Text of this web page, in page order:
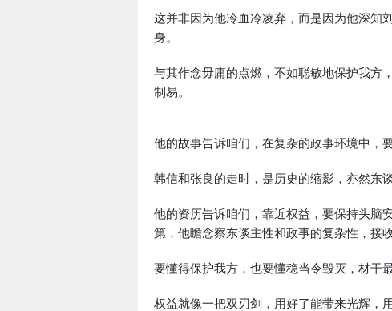
这并非因为他冷血冷凌弃，而是因为他深知
身。
与其作念毋庸的点燃，不如聪敏地保护我方
制易。
他的故事告诉咱们，在复杂的政事环境中，
韩信和张良的走时，是历史的缩影，亦然东
他的资历告诉咱们，靠近权益，要保持头脑
第，他瞻念察东谈主性和政事的复杂性，接
要懂得保护我方，也要懂稳当令毁灭，材干
权益就像一把双刃剑，用好了能带来光辉，